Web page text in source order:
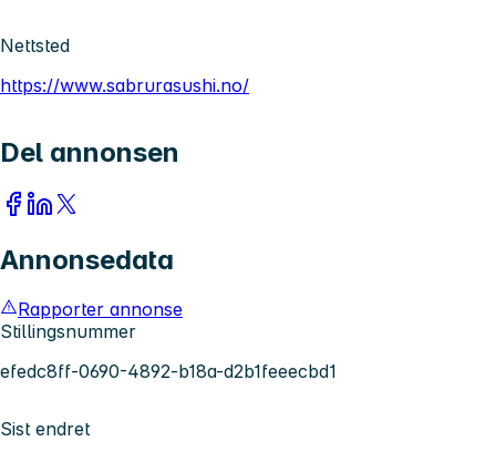
Nettsted
https://www.sabrurasushi.no/
Del annonsen
Annonsedata
Rapporter annonse
Stillingsnummer
efedc8ff-0690-4892-b18a-d2b1feeecbd1
Sist endret